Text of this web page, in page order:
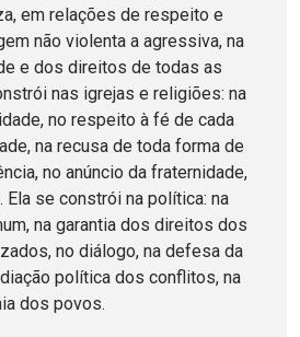
em relações de respeito e
não violenta a agressiva, na
e dos direitos de todas as
nas igrejas e religiões: na
no respeito à fé de cada
na recusa de toda forma de
no anúncio da fraternidade,
Ela se constrói na política: na
na garantia dos direitos dos
no diálogo, na defesa da
política dos conflitos, na
dos povos.